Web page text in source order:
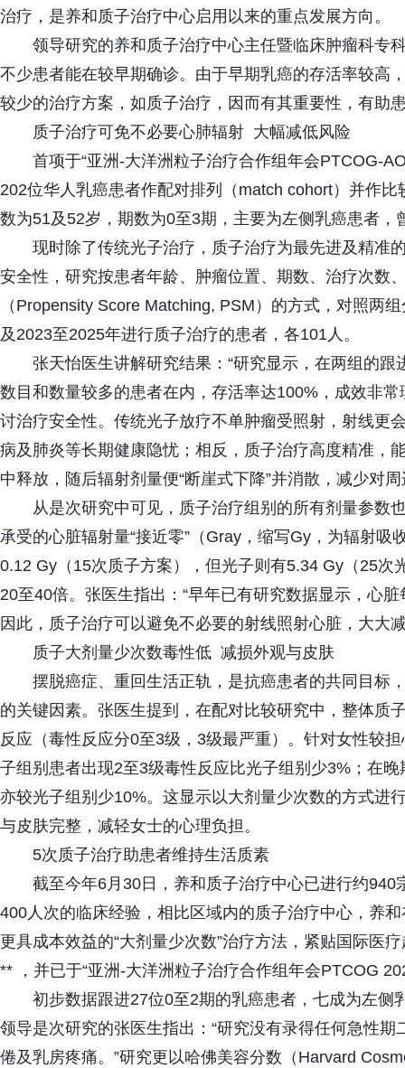
治疗，是养和质子治疗中心启用以来的重点发展方向。
领导研究的养和质子治疗中心主任暨临床肿瘤科专
不少患者能在较早期确诊。由于早期乳癌的存活率较高
较少的治疗方案，如质子治疗，因而有其重要性，有助
质子治疗可免不必要心肺辐射 大幅减低风险
首项于“亚洲-大洋洲粒子治疗合作组年会PTCOG-
202位华人乳癌患者作配对排列（match cohort）并作
数为51及52岁，期数为0至3期，主要为左侧乳癌患者
现时除了传统光子治疗，质子治疗为最先进及精准
安全性，研究按患者年龄、肿瘤位置、期数、治疗次数
（Propensity Score Matching, PSM）的方式，对照两
及2023至2025年进行质子治疗的患者，各101人。
张天怡医生讲解研究结果：“研究显示，在两组的
数目和数量较多的患者在内，存活率达100%，成效非
讨治疗安全性。传统光子放疗不单肿瘤受照射，射线更
病及肺炎等长期健康隐忧；相反，质子治疗高度精准，
中释放，随后辐射剂量便“断崖式下降”并消散，减少对
从是次研究中可见，质子治疗组别的所有剂量参数
承受的心脏辐射量“接近零”（Gray，缩写Gy，为辐射
0.12 Gy（15次质子方案），但光子则有5.34 Gy（25
20至40倍。张医生指出：“早年已有研究数据显示，心
因此，质子治疗可以避免不必要的射线照射心脏，大大
质子大剂量少次数毒性低 减损外观与皮肤
摆脱癌症、重回生活正轨，是抗癌患者的共同目标
的关键因素。张医生提到，在配对比较研究中，整体质
反应（毒性反应分0至3级，3级最严重）。针对女性较
子组别患者出现2至3级毒性反应比光子组别少3%；在
亦较光子组别少10%。这显示以大剂量少次数的方式进
与皮肤完整，减轻女士的心理负担。
5次质子治疗助患者维持生活质素
截至今年6月30日，养和质子治疗中心已进行约
400人次的临床经验，相比区域内的质子治疗中心，养
更具成本效益的“大剂量少次数”治疗方法，紧贴国际医
** ，并已于“亚洲-大洋洲粒子治疗合作组年会PTCOG
初步数据跟进27位0至2期的乳癌患者，七成为左
领导是次研究的张医生指出：“研究没有录得任何急性
倦及乳房疼痛。”研究更以哈佛美容分数（Harvard